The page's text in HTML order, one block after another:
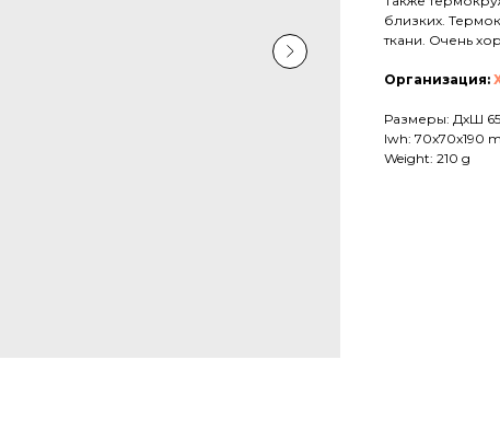
близких.
ткани. Очень
Организация:
Размеры: ДхШ
lwh: 70x70x190
Weight: 210 g